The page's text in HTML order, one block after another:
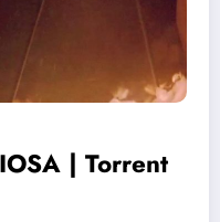
| Torrent